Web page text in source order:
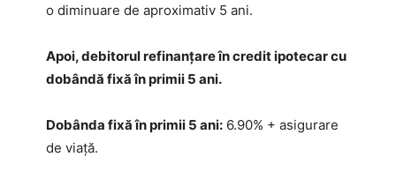
o diminuare de aproximativ 5 ani.
Apoi, debitorul refinanțare în credit ipotecar cu
dobândă fixă în primii 5 ani.
Dobânda fixă în primii 5 ani: 6.90% + asigurare
de viață.